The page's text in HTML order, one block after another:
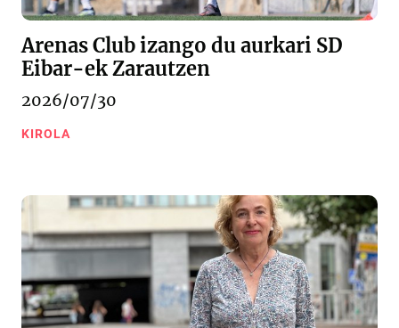
Arenas Club izango du aurkari SD
Eibar-ek Zarautzen
2026/07/30
KIROLA